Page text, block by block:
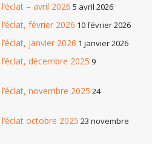
– avril 2026 5 avril 2026
février 2026 10 février 2026
janvier 2026 1 janvier 2026
décembre 2025 9
novembre 2025 24
octobre 2025 23 novembre